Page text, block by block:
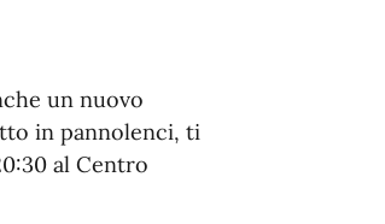
un nuovo
in pannolenci, ti
al Centro